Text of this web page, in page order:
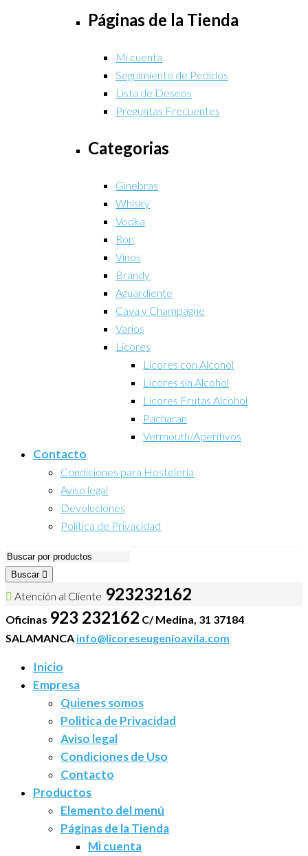
Páginas de la Tienda
Mi cuenta
Seguimiento de Pedidos
Lista de Deseos
Preguntas Frecuentes
Categorias
Ginebras
Whisky
Vodka
Ron
Vinos
Brandy
Aguardiente
Cava y Champagne
Varios
Licores
Licores con Alcohol
Licores sin Alcohol
Licores Frutas Alcohol
Pacharan
Vermouth/Aperitivos
Contacto
Condiciones para Hosteleria
Aviso legal
Devoluciones
Politica de Privacidad
Buscar
Atención al Cliente 923232162
Oficinas 923 232162 C/ Medina, 31 37184
SALAMANCA info@licoreseugenioavila.com
Inicio
Empresa
Quienes somos
Politica de Privacidad
Aviso legal
Condiciones de Uso
Contacto
Productos
Elemento del menú
Páginas de la Tienda
Mi cuenta